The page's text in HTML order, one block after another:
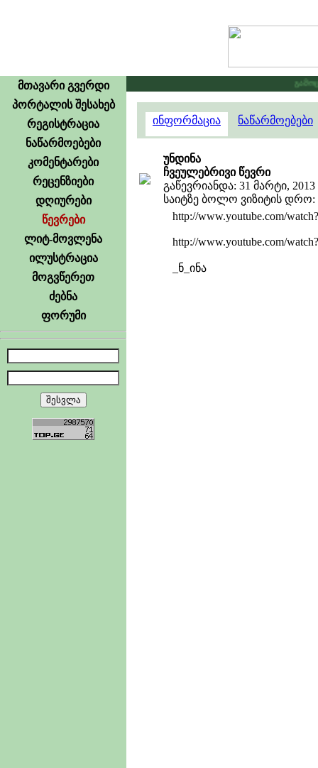
მთავარი გვერდი
პორტალის შესახებ
რეგისტრაცია
ნაწარმოებები
კომენტარები
რეცენზიები
დღიურები
წევრები
ლიტ-მოვლენა
ილუსტრაცია
მოგვწერეთ
ძებნა
ფორუმი
ინფორმაცია ნაწარმოებები
უნდინა
ჩვეულებრივი წევრი
გაწევრიანდა: 31 მარტი, 2013
საიტზე ბოლო ვიზიტის დრო:
http://www.youtube.com/
http://www.youtube.com/
_ნ_ინა